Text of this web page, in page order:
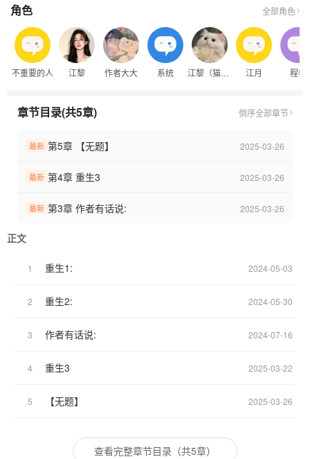
了出去，直到我醒了过来，才知道我重生了，重生到了平行世界，
遇见了seventeen的哥哥们，并爱上了他们，并向名义上的妹妹跟未
婚夫还有复仇了，把他们踩在了脚下。最后和SEVENTEEN哥哥们
幸福的在一起了～
角色 全部角色
不重要的人 江黎 作者大大 系统 江黎（猫版） 江月 程轩
章节目录(共5章) 倒序全部章节
最新 第5章 【无题】 2025-03-26
最新 第4章 重生3 2025-03-26
最新 第3章 作者有话说: 2025-03-26
正文
1 重生1: 2024-05-03
2 重生2: 2024-05-30
3 作者有话说: 2024-07-16
4 重生3 2025-03-22
5 【无题】 2025-03-26
查看完整章节目录（共5章）